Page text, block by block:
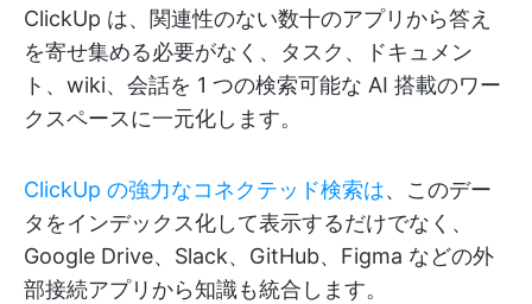
ClickUp は、関連性のない数十のアプリから答え
を寄せ集める必要がなく、タスク、ドキュメン
ト、wiki、会話を 1 つの検索可能な AI 搭載のワー
クスペースに一元化します。
ClickUp の強力なコネクテッド検索は、このデー
タをインデックス化して表示するだけでなく、
Google Drive、Slack、GitHub、Figma などの外
部接続アプリから知識も統合します。